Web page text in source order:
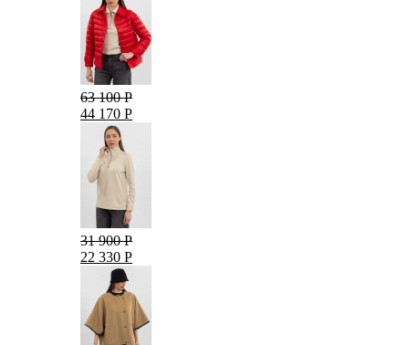
63 100 Р
44 170 Р
31 900 Р
22 330 Р